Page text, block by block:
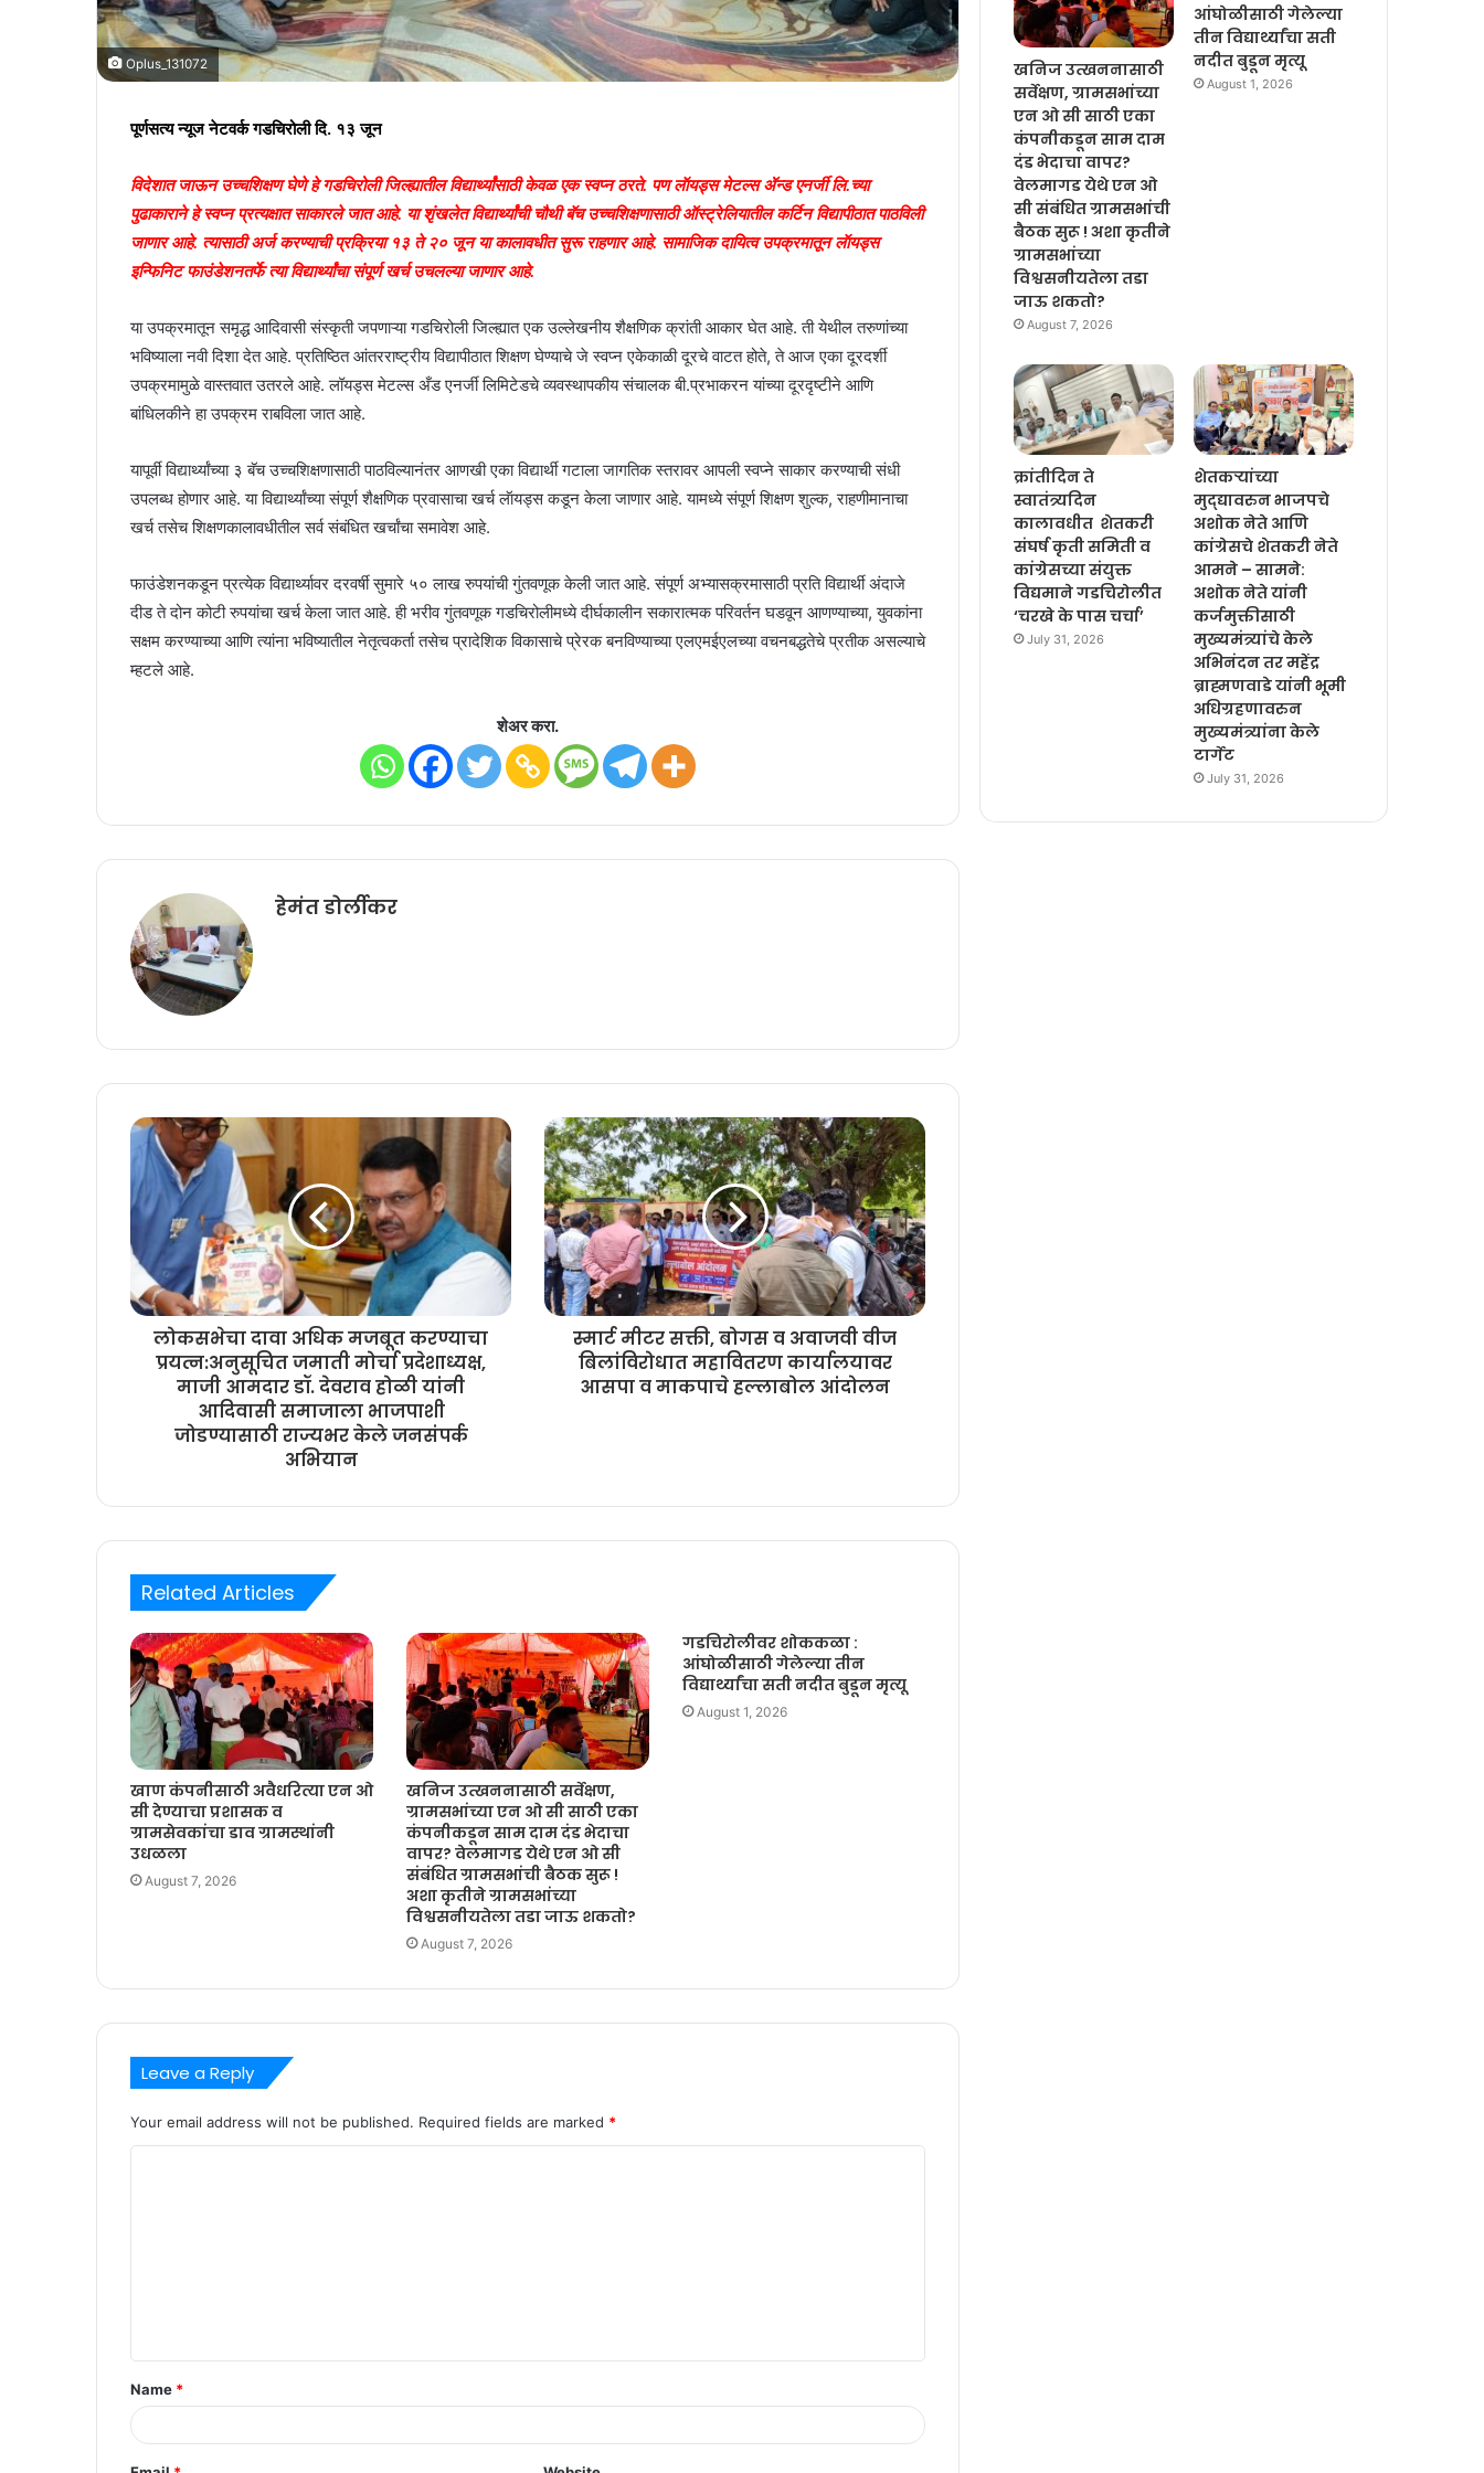
Oplus_131072
पूर्णसत्य न्यूज नेटवर्क गडचिरोली दि. १३ जून
विदेशात जाऊन उच्चशिक्षण घेणे हे गडचिरोली जिल्ह्यातील विद्यार्थ्यांसाठी केवळ एक स्वप्न ठरते. पण लॅायड्स मेटल्स ॲन्ड एनर्जी लि.च्या
पुढाकाराने हे स्वप्न प्रत्यक्षात साकारले जात आहे. या शृंखलेत विद्यार्थ्यांची चौथी बॅच उच्चशिक्षणासाठी ऑस्ट्रेलियातील कर्टिन विद्यापीठात पाठविली
जाणार आहे. त्यासाठी अर्ज करण्याची प्रक्रिया १३ ते २० जून या कालावधीत सुरू राहणार आहे. सामाजिक दायित्व उपक्रमातून लॅायड्स
इन्फिनिट फाउंडेशनतर्फे त्या विद्यार्थ्यांचा संपूर्ण खर्च उचलल्या जाणार आहे.
या उपक्रमातून समृद्ध आदिवासी संस्कृती जपणाऱ्या गडचिरोली जिल्ह्यात एक उल्लेखनीय शैक्षणिक क्रांती आकार घेत आहे. ती येथील तरुणांच्या
भविष्याला नवी दिशा देत आहे. प्रतिष्ठित आंतरराष्ट्रीय विद्यापीठात शिक्षण घेण्याचे जे स्वप्न एकेकाळी दूरचे वाटत होते, ते आज एका दूरदर्शी
उपक्रमामुळे वास्तवात उतरले आहे. लॉयड्स मेटल्स अँड एनर्जी लिमिटेडचे व्यवस्थापकीय संचालक बी.प्रभाकरन यांच्या दूरदृष्टीने आणि
बांधिलकीने हा उपक्रम राबविला जात आहे.
यापूर्वी विद्यार्थ्यांच्या ३ बॅच उच्चशिक्षणासाठी पाठविल्यानंतर आणखी एका विद्यार्थी गटाला जागतिक स्तरावर आपली स्वप्ने साकार करण्याची संधी
उपलब्ध होणार आहे. या विद्यार्थ्यांच्या संपूर्ण शैक्षणिक प्रवासाचा खर्च लॅायड्स कडून केला जाणार आहे. यामध्ये संपूर्ण शिक्षण शुल्क, राहणीमानाचा
खर्च तसेच शिक्षणकालावधीतील सर्व संबंधित खर्चांचा समावेश आहे.
फाउंडेशनकडून प्रत्येक विद्यार्थ्यावर दरवर्षी सुमारे ५० लाख रुपयांची गुंतवणूक केली जात आहे. संपूर्ण अभ्यासक्रमासाठी प्रति विद्यार्थी अंदाजे
दीड ते दोन कोटी रुपयांचा खर्च केला जात आहे. ही भरीव गुंतवणूक गडचिरोलीमध्ये दीर्घकालीन सकारात्मक परिवर्तन घडवून आणण्याच्या, युवकांना
सक्षम करण्याच्या आणि त्यांना भविष्यातील नेतृत्वकर्ता तसेच प्रादेशिक विकासाचे प्रेरक बनविण्याच्या एलएमईएलच्या वचनबद्धतेचे प्रतीक असल्याचे
म्हटले आहे.
शेअर करा.
हेमंत डोर्लीकर
लोकसभेचा दावा अधिक मजबूत करण्याचा
प्रयत्न:अनुसूचित जमाती मोर्चा प्रदेशाध्यक्ष,
माजी आमदार डॉ. देवराव होळी यांनी
आदिवासी समाजाला भाजपाशी
जोडण्यासाठी राज्यभर केले जनसंपर्क
अभियान
स्मार्ट मीटर सक्ती, बोगस व अवाजवी वीज
बिलांविरोधात महावितरण कार्यालयावर
आसपा व माकपाचे हल्लाबोल आंदोलन
Related Articles
खाण कंपनीसाठी अवैधरित्या एन ओ
सी देण्याचा प्रशासक व
ग्रामसेवकांचा डाव ग्रामस्थांनी
उधळला
August 7, 2026
खनिज उत्खननासाठी सर्वेक्षण,
ग्रामसभांच्या एन ओ सी साठी एका
कंपनीकडून साम दाम दंड भेदाचा
वापर? वेलमागड येथे एन ओ सी
संबंधित ग्रामसभांची बैठक सुरू !
अशा कृतीने ग्रामसभांच्या
विश्वसनीयतेला तडा जाऊ शकतो?
August 7, 2026
गडचिरोलीवर शोककळा :
आंघोळीसाठी गेलेल्या तीन
विद्यार्थ्यांचा सती नदीत बुडून मृत्यू
August 1, 2026
Leave a Reply
Your email address will not be published. Required fields are marked *
t
*
Name *
खनिज उत्खननासाठी
सर्वेक्षण, ग्रामसभांच्या
एन ओ सी साठी एका
कंपनीकडून साम दाम
दंड भेदाचा वापर?
वेलमागड येथे एन ओ
सी संबंधित ग्रामसभांची
बैठक सुरू ! अशा कृतीने
ग्रामसभांच्या
विश्वसनीयतेला तडा
जाऊ शकतो?
August 7, 2026
आंघोळीसाठी गेलेल्या
तीन विद्यार्थ्यांचा सती
नदीत बुडून मृत्यू
August 1, 2026
क्रांतीदिन ते
स्वातंत्र्यदिन
कालावधीत शेतकरी
संघर्ष कृती समिती व
कांग्रेसच्या संयुक्त
विद्यमाने गडचिरोलीत
‘चरखे के पास चर्चा’
July 31, 2026
शेतकऱ्यांच्या
मुद्द्यावरुन भाजपचे
अशोक नेते आणि
कांग्रेसचे शेतकरी नेते
आमने – सामने:
अशोक नेते यांनी
कर्जमुक्तीसाठी
मुख्यमंत्र्यांचे केले
अभिनंदन तर महेंद्र
ब्राह्मणवाडे यांनी भूमी
अधिग्रहणावरुन
मुख्यमंत्र्यांना केले
टार्गेट
July 31, 2026